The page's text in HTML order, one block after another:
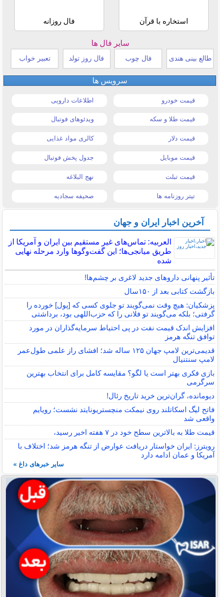
استخاره با قرآن فال روزانه
سایر فال ها
طالع بینی هندی فال چوب فال روز تولد تعبیر خواب
سرویس ها
قیمت خودرو اطلاعات دارویی
قیمت طلا و سکه ویدئوهای فوتبال
قیمت دلار کالری مواد غذایی
قیمت موبایل جدول پخش فوتبال
قیمت تبلت نهج البلاغه
تیتر روزنامه ها صحیفه سجادیه
آخرین اخبار ایران و جهان
العربیه: تماس‌های غیر مستقیم بین ایران و آمریکا از
طریق میانجی‌ها؛ این گفت‌و‌گو‌ها وارد مرحله نهایی
شده
تأثیر پنهانی داروهای جدید لاغری بر چشم‌ها!
بازگشت کتابی بعد از ۱۵۰سال
پزشکیان: هیچ وقت نمی‌گویند تو جلوی کسی که [پول] خورده را
گرفتی؛ بلکه می‌گویند تو فلانی را که حزب‌اللهی بود، برداشتی
افزایش اندک قیمت نفت در پی احتیاط سرمایه‌گذاران در مورد
توافق تنگه هرمز
قدیمی‌ترین لامپ جهان ۱۲۵ ساله شد؛ افشای راز علمی طول‌عمر
لامپ سنتنیال
بازی فکری بهتر است یا لگو؟ مقایسه کامل برای انتخاب بهترین
سرگرمی
دیومانده، گران‌ترین خرید تاریخ رئال!
فاتح لیگ اسکاتلند روی نیمکت منچستریونایتد نشست؛ رویایم
واقعی شد
قیمت طلا به بالاترین سطح خود در ۷ هفته اخیر رسید،
رویترز: ایران خواستار دریافت عوارض از تنگه هرمز شد؛ اختلاف با
آمریکا و عمان ادامه دارد
سایر خبرهای داغ »